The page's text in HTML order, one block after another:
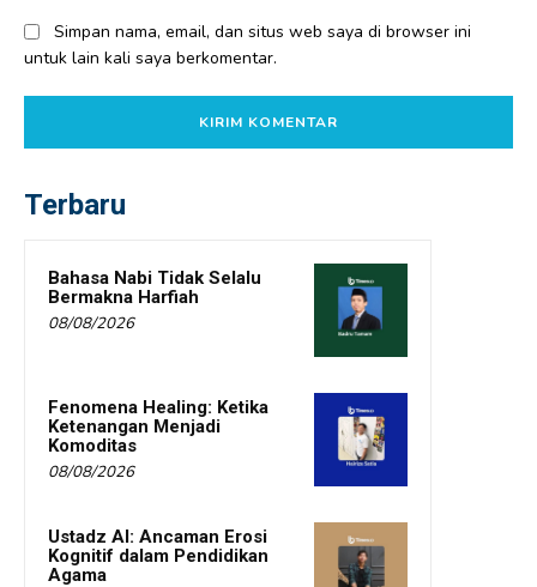
Simpan nama, email, dan situs web saya di browser ini
untuk lain kali saya berkomentar.
Terbaru
Bahasa Nabi Tidak Selalu
Bermakna Harfiah
08/08/2026
Fenomena Healing: Ketika
Ketenangan Menjadi
Komoditas
08/08/2026
Ustadz AI: Ancaman Erosi
Kognitif dalam Pendidikan
Agama